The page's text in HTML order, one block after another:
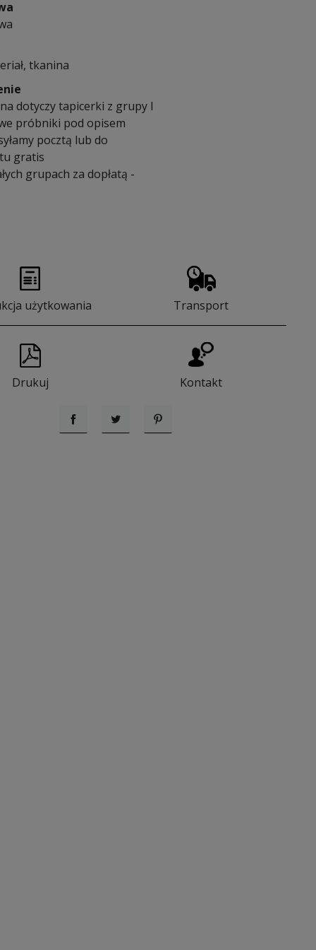
tkanina
dotyczy tapicerki z grupy I
próbniki pod opisem
pocztą lub do
gratis
grupach za dopłatą -
użytkowania Transport
Drukuj Kontakt
UdostępnijTweetujPinterest